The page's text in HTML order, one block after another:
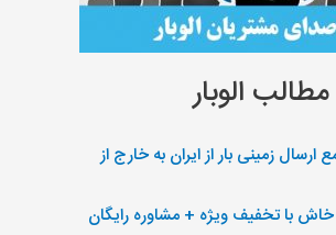
الوبار
ارسال زمینی بار از ایران به خارج از
خاش با تخفیف ویژه + مشاوره رایگان